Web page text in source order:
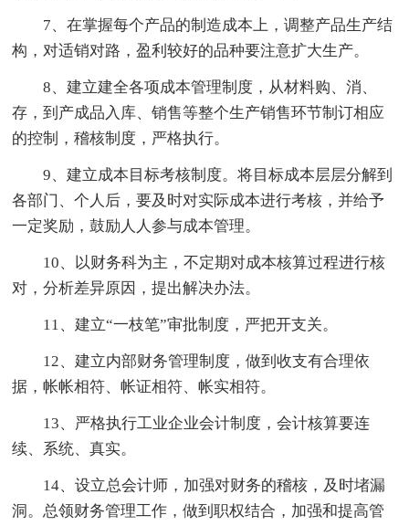
7、在掌握每个产品的制造成本上，调整产品生产结
构，对适销对路，盈利较好的品种要注意扩大生产。
8、建立建全各项成本管理制度，从材料购、消、
存，到产成品入库、销售等整个生产销售环节制订相应
的控制，稽核制度，严格执行。
9、建立成本目标考核制度。将目标成本层层分解到
各部门、个人后，要及时对实际成本进行考核，并给予
一定奖励，鼓励人人参与成本管理。
10、以财务科为主，不定期对成本核算过程进行核
对，分析差异原因，提出解决办法。
11、建立“一枝笔”审批制度，严把开支关。
12、建立内部财务管理制度，做到收支有合理依
据，帐帐相符、帐证相符、帐实相符。
13、严格执行工业企业会计制度，会计核算要连
续、系统、真实。
14、设立总会计师，加强对财务的稽核，及时堵漏
洞。总领财务管理工作，做到职权结合，加强和提高管